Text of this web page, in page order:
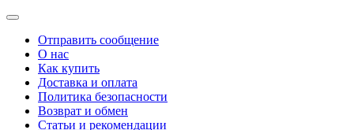
Отправить сообщение
О нас
Как купить
Доставка и оплата
Политика безопасности
Возврат и обмен
Статьи и рекомендации